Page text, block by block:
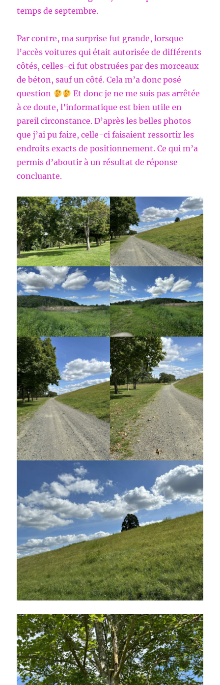
temps de septembre.
Par contre, ma surprise fut grande, lorsque
l’accès voitures qui était autorisée de différents
côtés, celles-ci fut obstruées par des morceaux
de béton, sauf un côté. Cela m’a donc posé
question
Et donc je ne me suis pas arrêtée
à ce doute, l’informatique est bien utile en
pareil circonstance. D’après les belles photos
que j’ai pu faire, celle-ci faisaient ressortir les
endroits exacts de positionnement. Ce qui m’a
permis d’aboutir à un résultat de réponse
concluante.